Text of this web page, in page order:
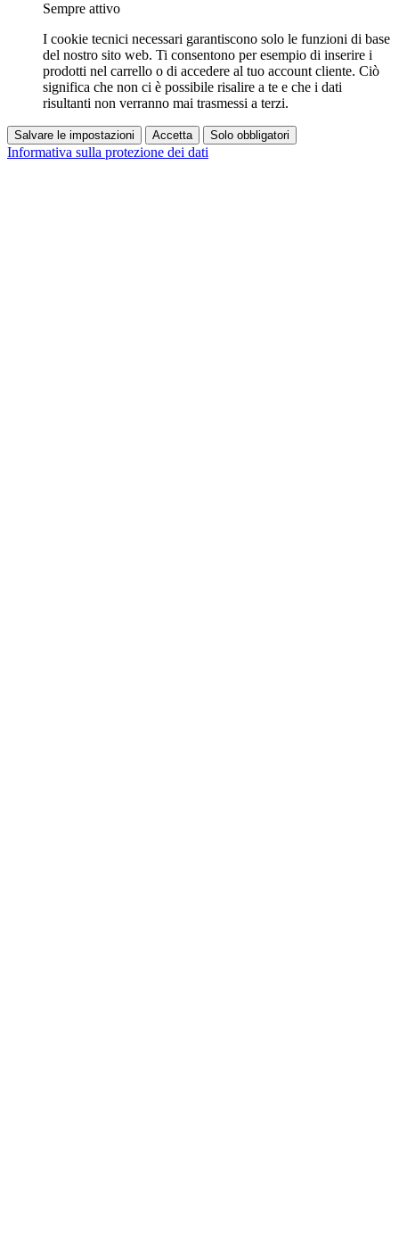
Sempre attivo
I cookie tecnici necessari garantiscono solo le funzioni di base
del nostro sito web. Ti consentono per esempio di inserire i
prodotti nel carrello o di accedere al tuo account cliente. Ciò
significa che non ci è possibile risalire a te e che i dati
risultanti non verranno mai trasmessi a terzi.
Salvare le impostazioni Accetta Solo obbligatori
Informativa sulla protezione dei dati